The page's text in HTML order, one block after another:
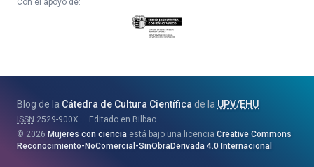
Eusko
Jaurlaritza
eta
Berrikuntza
Saila
Blog de la Cátedra de Cultura Científica de la UPV/EHU
ISSN 2529-900X
Editado en Bilbao
2026 Mujeres con ciencia está bajo una licencia Creative Commons
Reconocimiento-NoComercial-SinObraDerivada 4.0 Internacional